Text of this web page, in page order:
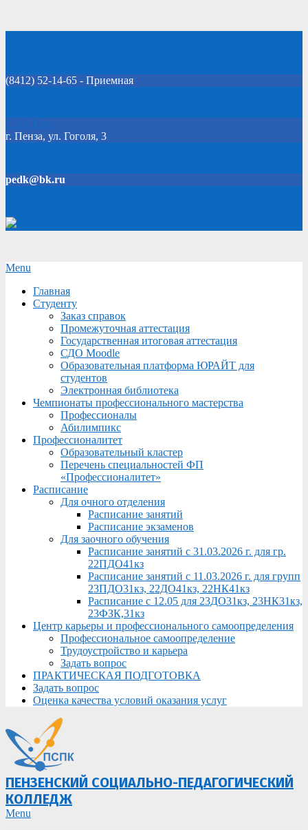
(8412) 52-14-65 - Приемная
Click Here
г. Пенза, ул. Гоголя, 3
pedk@bk.ru
Secondary
Menu
Menu
Главная
Студенту
Заказ справок
Промежуточная аттестация
Государственная итоговая аттестация
СДО Moodle
Образовательная платформа ЮРАЙТ для
студентов
Электронная библиотека
Чемпионаты профессионального мастерства
Профессионалы
Абилимпикс
Профессионалитет
Образовательный кластер
Перечень специальностей ФП
«Профессионалитет»
Расписание
Для очного отделения
Расписание занятий
Расписание экзаменов
Для заочного обучения
Расписание занятий с 31.03.2026 г. для гр.
22ПДО41кз
Расписание занятий с 11.03.2026 г. для групп
23ПДО31кз, 22ДО41кз, 22НК41кз
Расписание с 12.05 для 23ДО31кз, 23НК31кз,
23ФЗК,31кз
Центр карьеры и профессионального самоопределения
Профессиональное самоопределение
Трудоустройство и карьера
Задать вопрос
ПРАКТИЧЕСКАЯ ПОДГОТОВКА
Задать вопрос
Оценка качества условий оказания услуг
ПЕНЗЕНСКИЙ СОЦИАЛЬНО-ПЕДАГОГИЧЕСКИЙ
КОЛЛЕДЖ
Primary
Menu